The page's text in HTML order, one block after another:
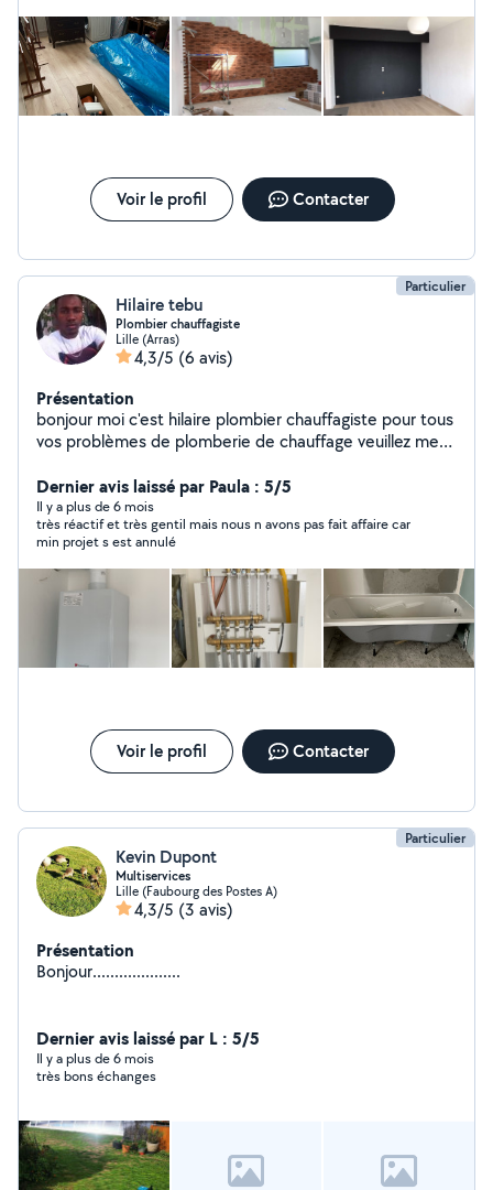
Voir le profil Contacter
Particulier
Hilaire tebu
Plombier chauffagiste
Lille (Arras)
4,3/5 (6 avis)
Présentation
bonjour moi c'est hilaire plombier chauffagiste pour tous
vos problèmes de plomberie de chauffage veuillez me
manutention merci
Dernier avis laissé par Paula : 5/5
Il y a plus de 6 mois
très réactif et très gentil mais nous n avons pas fait affaire car
min projet s est annulé
Voir le profil Contacter
Particulier
Kevin Dupont
Multiservices
Lille (Faubourg des Postes A)
4,3/5 (3 avis)
Présentation
Bonjour....................
Dernier avis laissé par L : 5/5
Il y a plus de 6 mois
très bons échanges